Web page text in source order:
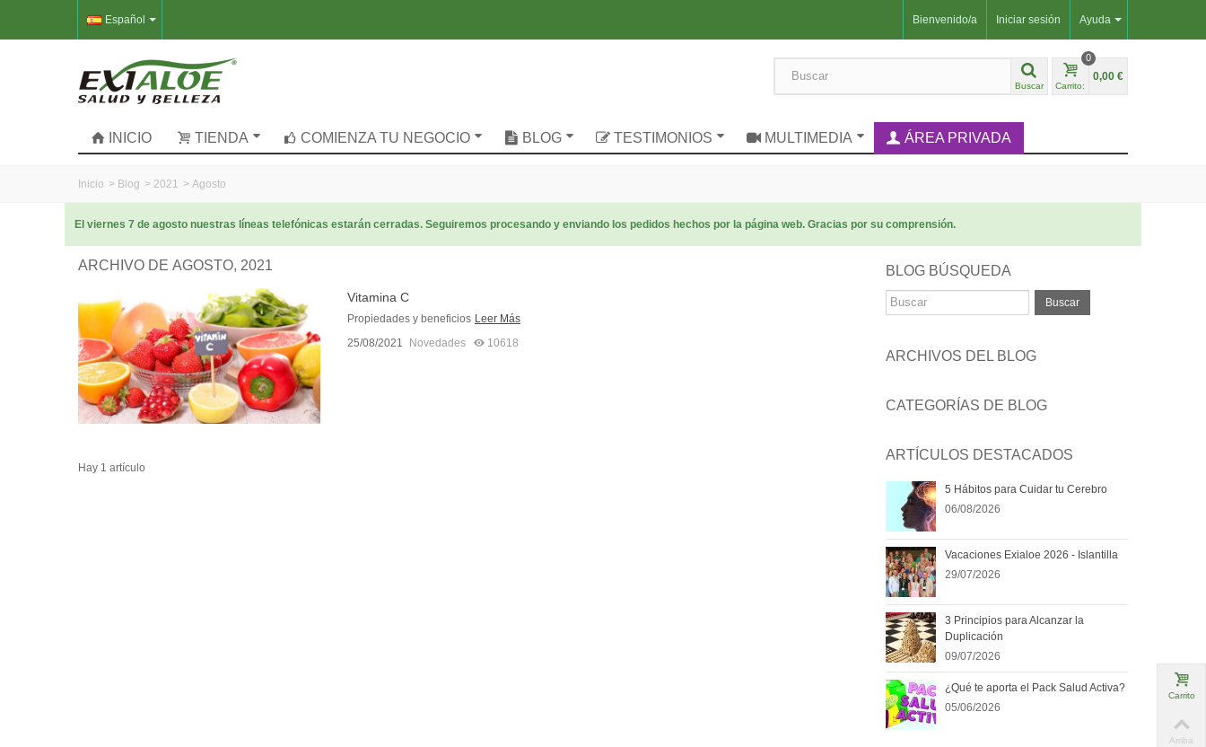
Ayuda
Bienvenido/a Iniciar sesión
Español
Buscar Carrito:
0
0,00 €
INICIO TIENDA COMIENZA TU NEGOCIO BLOG TESTIMONIOS MULTIMEDIA ÁREA PRIVADA
Inicio > Blog > 2021 > Agosto
El viernes 7 de agosto nuestras líneas telefónicas estarán cerradas. Seguiremos procesando y enviando los pedidos hechos por la página web. Gracias por su comprensión.
ARCHIVO DE AGOSTO, 2021
Vitamina C
Propiedades y beneficios Leer Más
25/08/2021
Novedades 10618
Hay 1 artículo
BLOG BÚSQUEDA
Buscar
ARCHIVOS DEL BLOG
CATEGORÍAS DE BLOG
ARTÍCULOS DESTACADOS
5 Hábitos para Cuidar tu Cerebro
06/08/2026
Vacaciones Exialoe 2026 - Islantilla
29/07/2026
3 Principios para Alcanzar la
Duplicación
09/07/2026
¿Qué te aporta el Pack Salud Activa?
05/06/2026
Carrito
Arriba